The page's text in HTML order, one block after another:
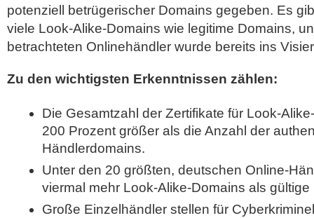
potenziell betrügerischer Domains gegeben. Es
viele Look-Alike-Domains wie legitime Domains,
betrachteten Onlinehändler wurde bereits ins
Zu den wichtigsten Erkenntnissen zählen:
Die Gesamtzahl der Zertifikate für Look-
200 Prozent größer als die Anzahl der
Händlerdomains.
Unter den 20 größten, deutschen Online-
viermal mehr Look-Alike-Domains als gültige
Große Einzelhändler stellen für